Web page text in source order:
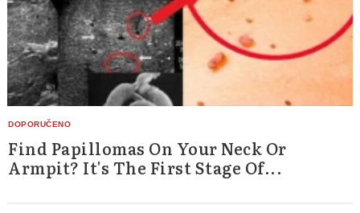
Find Papillomas On Your Neck Or
Armpit? It's The First Stage Of...